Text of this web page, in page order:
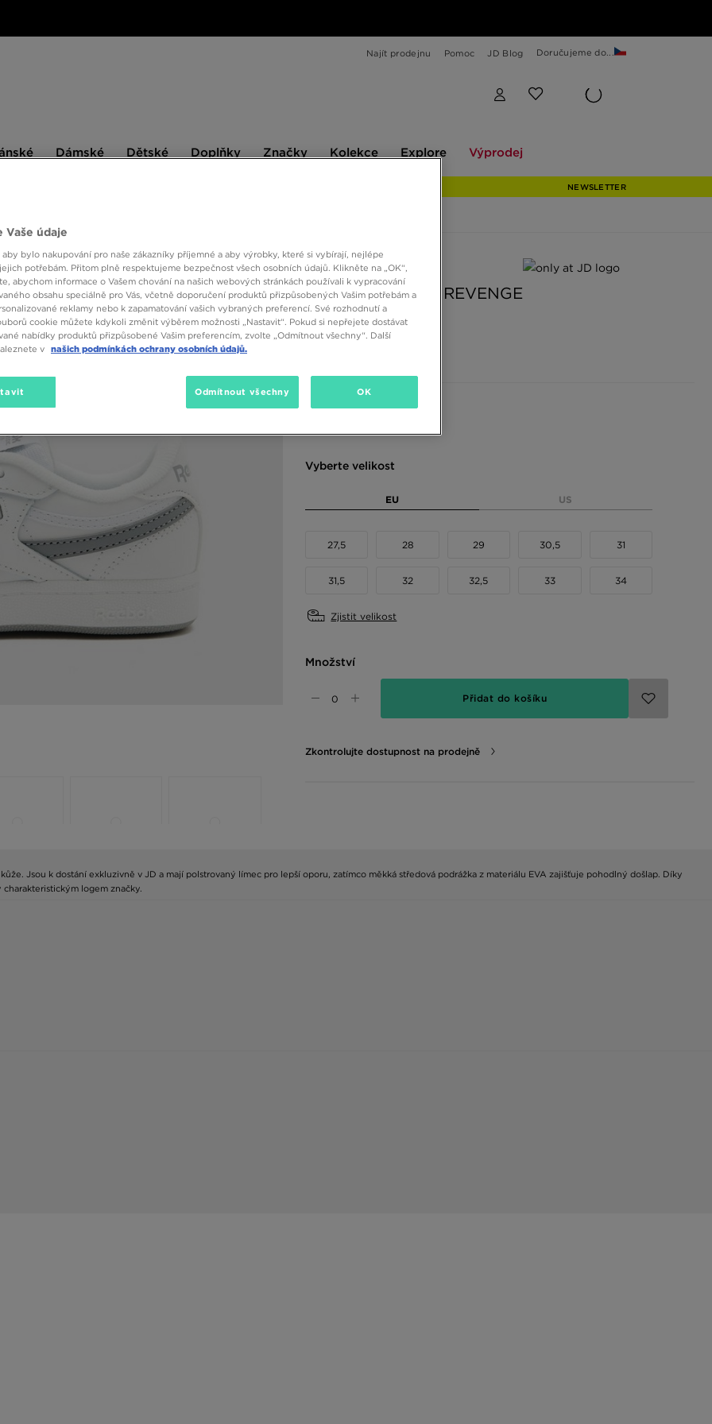
Najít prodejnu Pomoc JD Blog Doručujeme do...
Dámské Dětské Doplňky Značky Kolekce Explore Výprodej
NEWSLETTER
ONLY AT JD
REEBOK CLUB C REVENGE
750 Kč
Dostupné barvy
Vyberte velikost
EU US
27,5 28 29 30,5 31
31,5 32 32,5 33 34
Zjistit velikost
Množství
Přidat do košíku
Zkontrolujte dostupnost na prodejně
Jsou k dostání exkluzivně v JD a mají polstrovaný límec pro lepší oporu, zatímco měkká středová podrážka z materiálu EVA zajišťuje pohodlný došlap. Díky
logem značky.
Vaše údaje
aby bylo nakupování pro naše zákazníky příjemné a aby výrobky, které si vybírají, nejlépe
potřebám. Přitom plně respektujeme bezpečnost všech osobních údajů. Klikněte na „OK“,
abychom informace o Vašem chování na našich webových stránkách používali k vypracování
obsahu speciálně pro Vás, včetně doporučení produktů přizpůsobených Vašim potřebám a
reklamy nebo k zapamatování vašich vybraných preferencí. Své rozhodnutí a
cookie můžete kdykoli změnit výběrem možnosti „Nastavit“. Pokud si nepřejete dostávat
nabídky produktů přizpůsobené Vašim preferencím, zvolte „Odmítnout všechny“. Další
v našich podmínkách ochrany osobních údajů.
Odmítnout všechny OK